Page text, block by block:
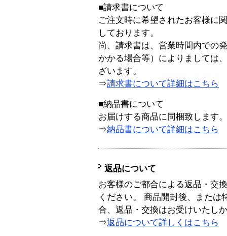
■請求書について
ご注文時に希望されたお客様に
しております。
尚、請求書は、営業時間内での
かかる場合等）によりましては
ざいます。
⇒請求書について詳細はこちら
■納品書について
お届けする商品に同梱致します。
⇒納品書について詳細はこちら
返品について
お客様のご都合による返品・交
ください。 商品開封後、または
合、返品・交換はお受けいたし
⇒返品について詳しくはこちら